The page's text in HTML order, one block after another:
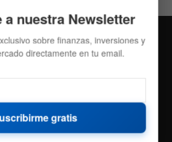
a nuestra Newsletter
sobre finanzas, inversiones y
directamente en tu email.
gratis